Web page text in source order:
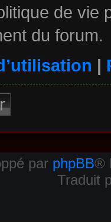
de vie
du forum.
|
par phpBB®
Traduit